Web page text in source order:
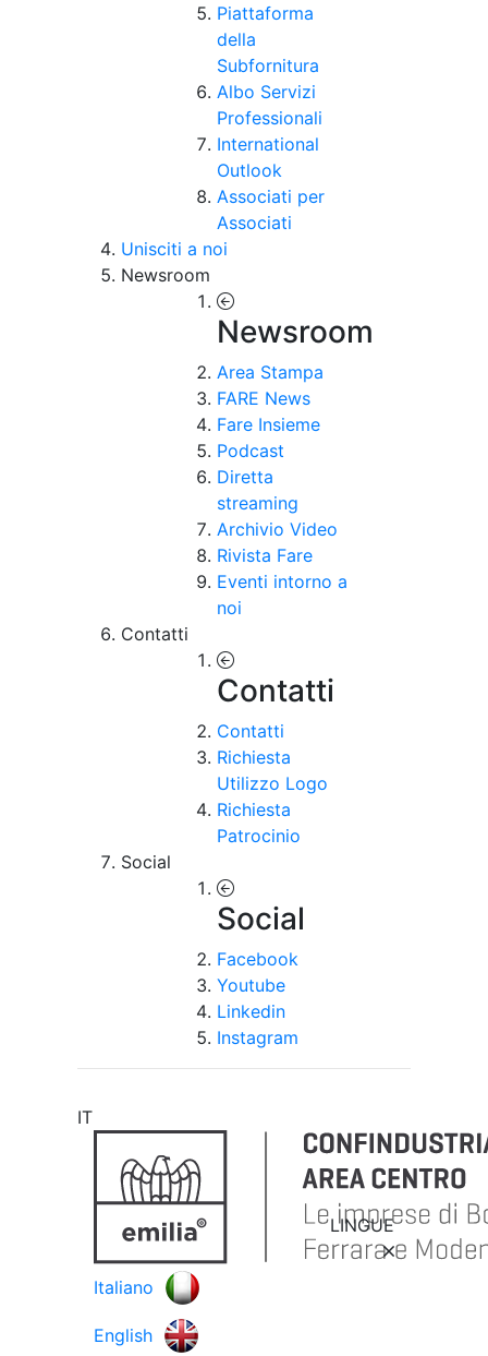
Piattaforma
della
Subfornitura
Albo Servizi
Professionali
International
Outlook
Associati per
Associati
Unisciti a noi
Newsroom
Newsroom
Area Stampa
FARE News
Fare Insieme
Podcast
Diretta
streaming
Archivio Video
Rivista Fare
Eventi intorno a
noi
Contatti
Contatti
Contatti
Richiesta
Utilizzo Logo
Richiesta
Patrocinio
Social
Social
Facebook
Youtube
Linkedin
Instagram
IT
LINGUE
Italiano
English